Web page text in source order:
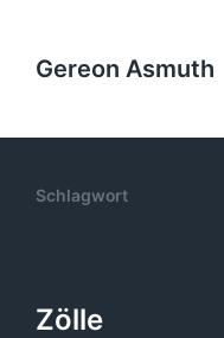
Gereon Asmuth
Schlagwort
Zölle